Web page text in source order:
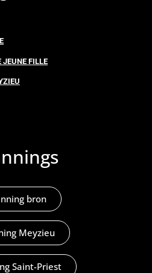
JEUNE FILLE
bron
Meyzieu
Saint-Priest